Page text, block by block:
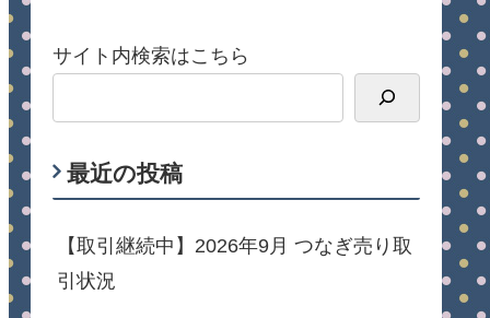
サイト内検索はこちら
最近の投稿
【取引継続中】2026年9月 つなぎ売り取
引状況